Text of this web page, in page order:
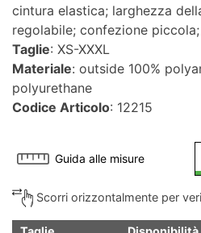
cintura elastica; larghezza
regolabile; confezione
Taglie: XS-XXXL
Materiale: outside 100%
polyurethane
Codice Articolo: 12215
Guida alle misure
Scorri orizzontalmente per